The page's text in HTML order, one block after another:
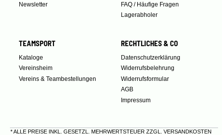
Newsletter
FAQ / Häufige Fragen
Lagerabholer
TEAMSPORT
Kataloge
Vereinsheim
Vereins & Teambestellungen
RECHTLICHES & CO
Datenschutzerklärung
Widerrufsbelehrung
Widerrufsformular
AGB
Impressum
* ALLE PREISE INKL. GESETZL. MEHRWERTSTEUER ZZGL. VERSANDKOSTEN